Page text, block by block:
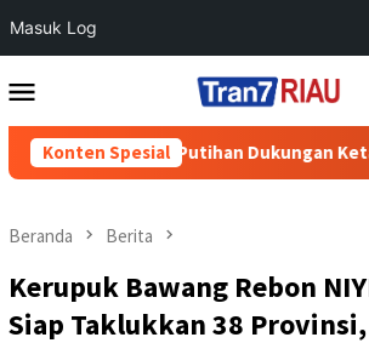
Masuk Log
ke
Mobile
Konten Spesial
Air Putihan Dukungan Ketahanan
Beranda Berita
Kerupuk Bawang Rebon
Siap Taklukkan 38